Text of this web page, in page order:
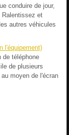
conduire de jour,
et
autres véhicules
l'équipement)
de téléphone
de plusieurs
moyen de l'écran